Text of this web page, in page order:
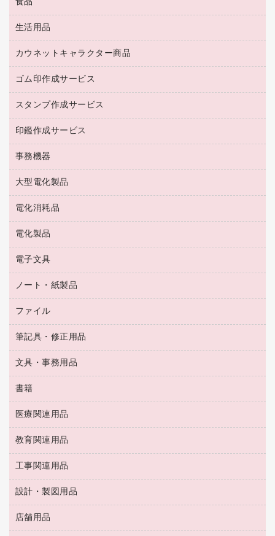
ＨＤＤ／ＳＳＤ
ディスプレイモニター
防災用備蓄食品・飲料
台車・脚立
倉庫収納用品
作業用雑貨
梱包用品
梱包用テープ
園芸用品
ペット用品
緑茶飲料
茶葉・インスタント
紅茶・バラエティ飲料
レギュラーコーヒー
ミルク・シュガー
ソフトドリンク
コーヒーメーカー・備品
インスタントコーヒー
食品
食品
菓子
生活用品
浴室用品
台所用洗剤
掃除用品
掃除用洗剤
洗濯用品
消臭・芳香剤
殺虫剤
飲食用消耗品
ハンドソープ・石鹸
トイレ用品
トイレ用洗剤
ティッシュペーパー
ダストボックス
タオル・アメニティ用品
スリッパ・サンダル・シューズ
スポーツ・レジャー用品
ゴミ袋
キッチン用品
食品添加物製品
カウネットキャラクター商品
カウネットキャラクター商品
ゴム印作成サービス
ゴム印作成サービス
ゴム印（一行印）作成サービス
ゴム印（フリーサイズ印）作成サービス
スタンプ作成サービス
シヤチハタスタンプ作成サービス
カウネットスタンプ作成サービス
印鑑作成サービス
印鑑作成サービス
事務機器
大型シュレッダー（共配）
レーザーポインター
ラミネートフィルム
ラミネータ
タイムレコーダー
シュレッダ
ＯＨＰ用品
大型電化製品
冷蔵庫・キッチン・調理家電
テレビ・ＡＶ機器
電化消耗品
電球・蛍光灯
乾電池・充電池
フィルム・カメラ用品
デスクライト
アルバム
電化製品
掃除機・クリーナー
空調・季節家電
その他電化製品
キッチン・調理家電
ＯＡタップ／延長コード
電子文具
電卓
ラベルテープ
その他電子文具
ノート・紙製品
封筒
粘着メモ
伝票
典礼用品
帳簿
額縁
各種用紙
ルーズリーフ
ファイル
名刺整理用品
板目表紙・綴込表紙
背幅が伸びるファイル
統一伝票用ファイル
収納保存用品
レターファイル
リングファイル
プレゼン用ファイル
筆記具・修正用品
万年筆
筆ペン
消しゴム
修正液・修正ペン
修正テープ
鉛筆
マーキングペン（油性）
マーキングペン（水性）
文具・事務用品
輪ゴム
両面テープ
名札
保管・整理用品
壁面／足元収納
備品／小物ケース
透明テープ 事務用
書籍
パソコンソフト
医療関連用品
保健用品
使い捨て手袋
感染症対策用品
介護用品
医療関連用品
教育関連用品
教育関連用品
工事関連用品
工事関連用品
屋外用品
設計・製図用品
設計・製図用品
店舗用品